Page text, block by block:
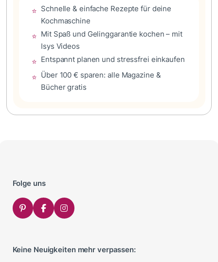
⭐ Schnelle & einfache Rezepte für deine
Kochmaschine
⭐ Mit Spaß und Gelinggarantie kochen – mit
Isys Videos
⭐ Entspannt planen und stressfrei einkaufen
⭐ Über 100 € sparen: alle Magazine &
Bücher gratis
Folge uns
Keine Neuigkeiten mehr verpassen: